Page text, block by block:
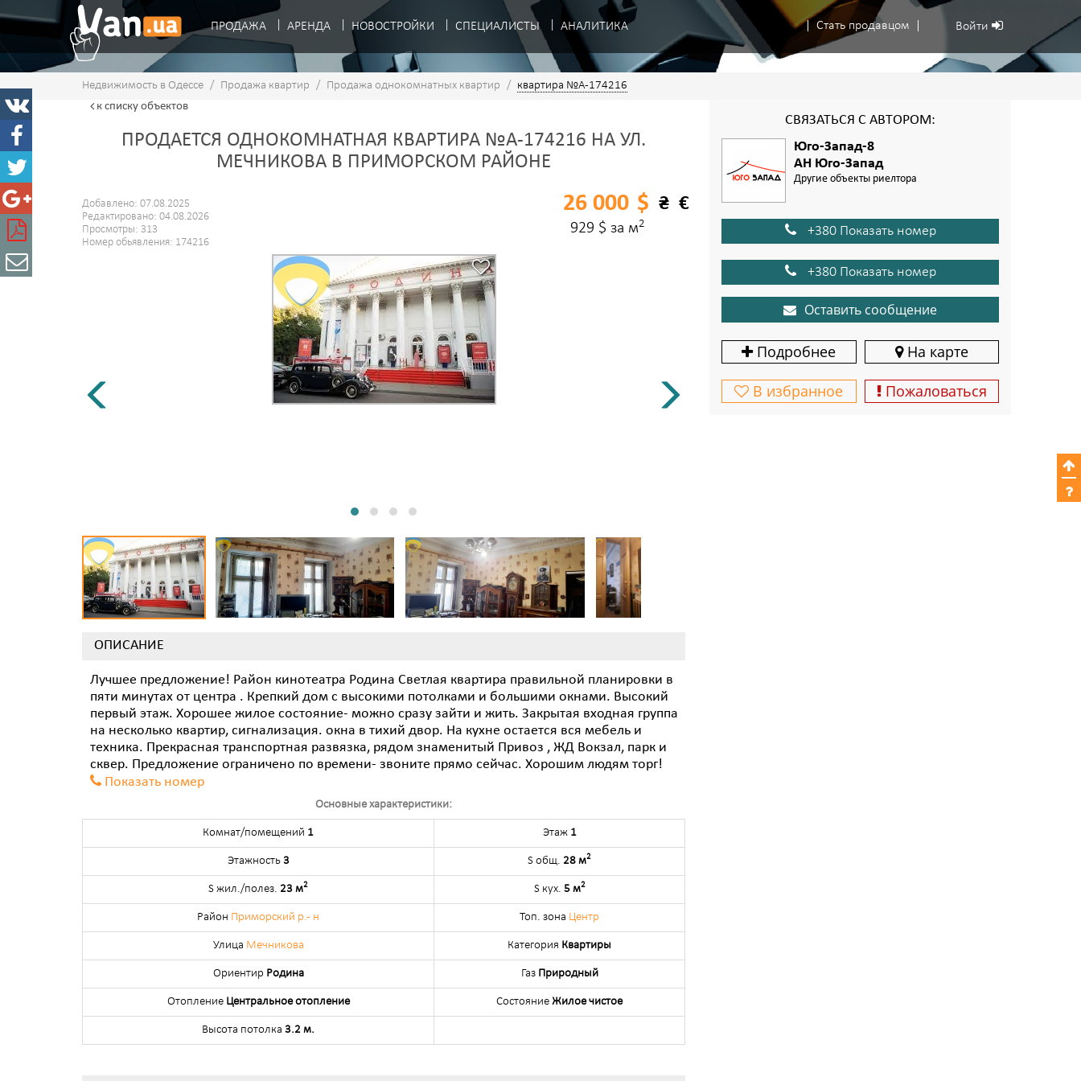
Стать продавцом Войти
ПРОДАЖА АРЕНДА НОВОСТРОЙКИ СПЕЦИАЛИСТЫ АНАЛИТИКА
Недвижимость в Одессе / Продажа квартир / Продажа однокомнатных квартир / квартира №A-174216
к спискуобъектов
ПРОДАЕТСЯ ОДНОКОМНАТНАЯ КВАРТИРА №A-174216 НА УЛ.
МЕЧНИКОВА В ПРИМОРСКОМ РАЙОНЕ
Добавлено: 07.08.2025
Редактировано: 04.08.2026
Просмотры: 313
Номер обьявления: 174216
$ ₴ €
26 000
929 $ за м2
ОПИСАНИЕ
Лучшее предложение! Район кинотеатра Родина Светлая квартира правильной планировки в
пяти минутах от центра . Крепкий дом с высокими потолками и большими окнами. Высокий
первый этаж. Хорошее жилое состояние- можно сразу зайти и жить. Закрытая входная группа
на несколько квартир, сигнализация. окна в тихий двор. На кухне остается вся мебель и
техника. Прекрасная транспортная развязка, рядом знаменитый Привоз , ЖД Вокзал, парк и
сквер. Предложение ограничено по времени- звоните прямо сейчас. Хорошим людям торг!
Показать номер
Основные характеристики:
Комнат/помещений 1 Этаж 1
Этажность 3 S общ. 28 м2
S жил./полез. 23 м2 S кух. 5 м2
Район Приморский р.- н Топ. зона Центр
Улица Мечникова Категория Квартиры
Ориентир Родина Газ Природный
Отопление Центральное отопление Состояние Жилое чистое
Высота потолка 3.2 м.
СВЯЗАТЬСЯ С АВТОРОМ:
Юго-Запад-8
АН Юго-Запад
Другие объекты риелтора
+380 Показать номер
+380 Показать номер
Оставить сообщение
Подробнее На карте
В избранное Пожаловаться